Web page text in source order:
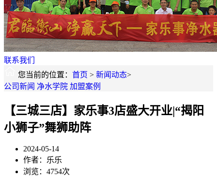
联系我们
您当前的位置： 首页 > 新闻动态>
公司新闻 净水学院 加盟案例
【三城三店】家乐事3店盛大开业|“揭阳
小狮子”舞狮助阵
2024-05-14
作者：乐乐
浏览：4754次